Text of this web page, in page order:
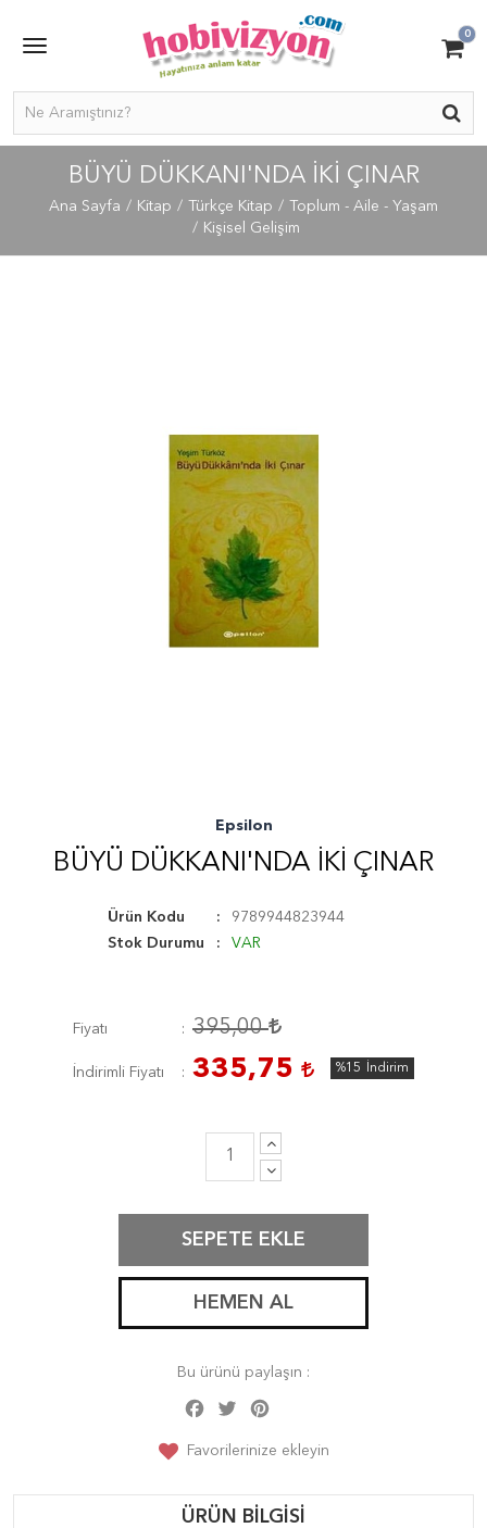
0
BÜYÜ DÜKKANI'NDA İKI ÇINAR
Ana Sayfa Kitap Türkçe Kitap
Toplum - Aile - Yaşam
Kişisel Gelişim
Epsilon
BÜYÜ DÜKKANI'NDA İKI ÇINAR
Ürün Kodu
9789944823944
Stok Durumu
VAR
Fiyatı 395,00
İndirimli Fiyatı 335,75 %15 İndirim
SEPETE EKLE
HEMEN AL
Bu ürünü paylaşın :
Facebook
Twitter
Favorilerinize ekleyin
ÜRÜN BILGISI